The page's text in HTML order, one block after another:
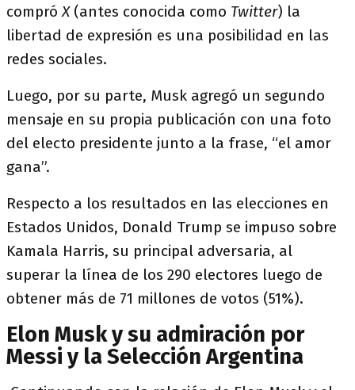
compró X(antes conocida como Twitter) la
libertad de expresión es una posibilidad en las
redes sociales.
Luego, por su parte, Musk agregó un segundo
mensaje en su propia publicación con una foto
del electo presidente junto a la frase, “el amor
gana”.
Respecto a los resultados en las elecciones en
Estados Unidos, Donald Trump se impuso sobre
Kamala Harris, su principal adversaria, al
superar la línea de los 290 electores luego de
obtener más de 71 millones de votos (51%).
Elon Musk y su admiración por
Messi y la Selección Argentina